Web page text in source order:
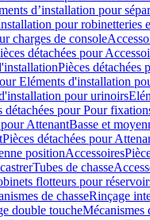
d’installation pour
pour robinetteries
charges de console
détachées pour
Pièces détachées
Eléments d'installation
pour urinoirs
détachées pour Pour
AttenantBasse et
Pièces détachées pour
positionAccessoires
Tubes de chasse
flotteurs pour
de chasseRinçage
double toucheMécanismes